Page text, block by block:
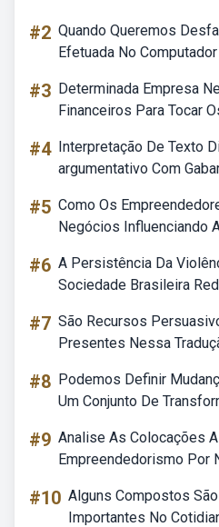
#2 Quando Queremos
Efetuada No
#3 Determinada Empresa
Financeiros Para Tocar
#4 Interpretação De Texto
argumentativo Com
#5 Como Os
Negócios Influenciando
#6 A Persistência Da
Sociedade Brasileira
#7 São Recursos
Presentes Nessa
#8 Podemos Definir
Um Conjunto De
#9 Analise As Colocações
Empreendedorismo Por
#10 Alguns Compostos
Importantes No